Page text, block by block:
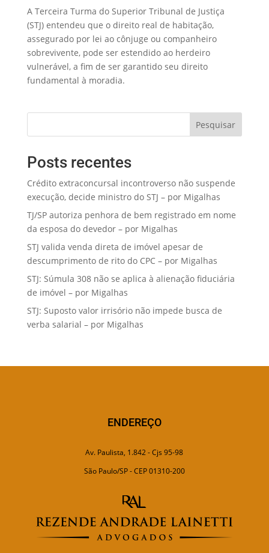
​A Terceira Turma do Superior Tribunal de Justiça
(STJ) entendeu que o direito real de habitação,
assegurado por lei ao cônjuge ou companheiro
sobrevivente, pode ser estendido ao herdeiro
vulnerável, a fim de ser garantido seu direito
fundamental à moradia.
Pesquisar
Posts recentes
Crédito extraconcursal incontroverso não suspende
execução, decide ministro do STJ – por Migalhas
TJ/SP autoriza penhora de bem registrado em nome
da esposa do devedor – por Migalhas
STJ valida venda direta de imóvel apesar de
descumprimento de rito do CPC – por Migalhas
STJ: Súmula 308 não se aplica à alienação fiduciária
de imóvel – por Migalhas
STJ: Suposto valor irrisório não impede busca de
verba salarial – por Migalhas
ENDEREÇO
Av. Paulista, 1.842 - Cjs 95-98
São Paulo/SP - CEP 01310-200